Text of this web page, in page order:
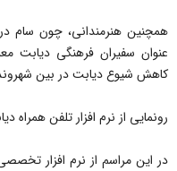
همچنین هنرمندانی، چون
عنوان سفیران فرهنگی دیابت
کاهش شیوع دیابت در بین
رونمایی از نرم افزار تلفن همراه
در این مراسم از نرم افزار